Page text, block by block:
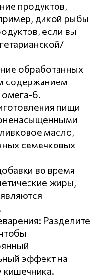
продуктов,
дикой рыбы
если вы
обработанных
содержанием
омега-6.
пищи
масло,
семечковых
во время
жиры,
Разделите
эффект на
кишечника.